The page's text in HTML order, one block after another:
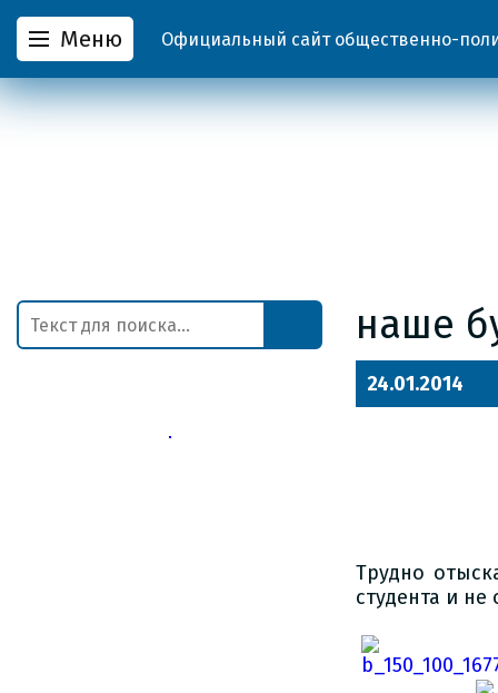
Меню Официальный сайт общественно-
наше
24.01.2014
Трудно
студента и